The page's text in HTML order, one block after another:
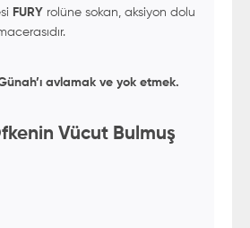
FURY rolüne sokan, aksiyon dolu
avlamak ve yok etmek.
Vücut Bulmuş